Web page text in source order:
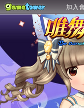
加入